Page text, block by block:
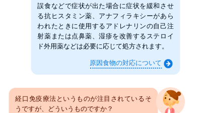
誤食などで症状が出た場合に症状を緩和させ
る抗ヒスタミン薬、アナフィラキシーがあら
われたときに使用するアドレナリンの自己注
射薬または点鼻薬、湿疹を改善するステロイ
ド外用薬などは必要に応じて処方されます。
原因食物の対応について
経口免疫療法というものが注目されているそ
うですが、どういうものですか？